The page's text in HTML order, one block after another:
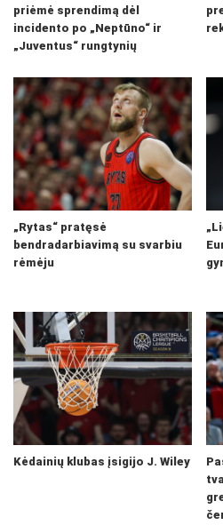
priėmė sprendimą dėl
incidento po „Neptūno“ ir
„Juventus“ rungtynių
„Rytas“ pratęsė
bendradarbiavimą su svarbiu
rėmėju
Kėdainių klubas įsigijo J. Wiley